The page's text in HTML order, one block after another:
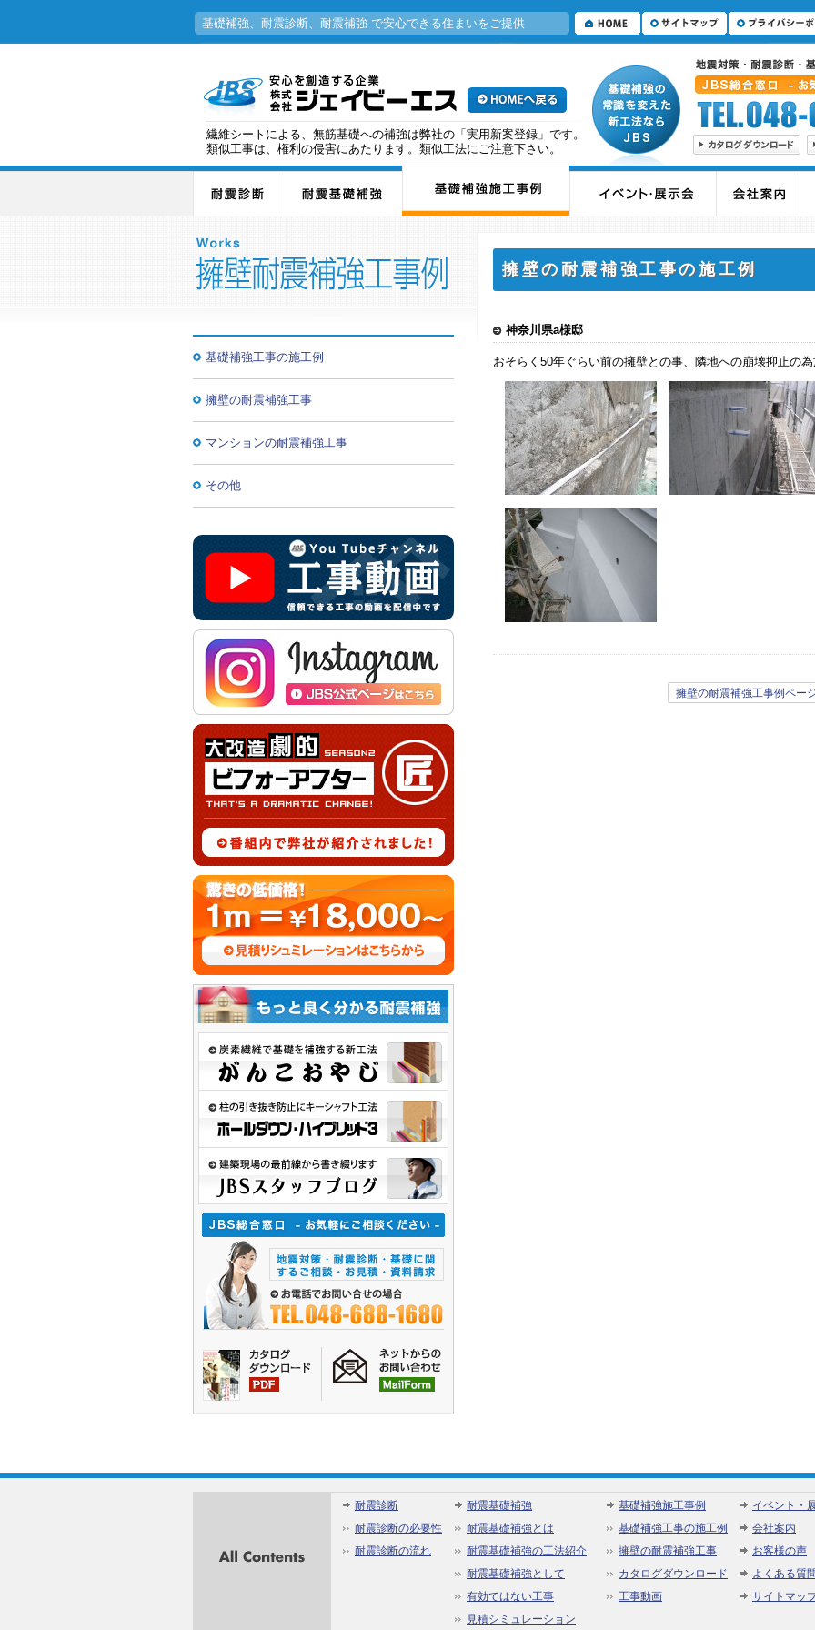
基礎補強、耐震診断、耐震補強 で安心できる住まいをご提供
繊維シートによる、無筋基礎への補強は弊社の「実用新案登録」です。
類似工事は、権利の侵害にあたります。類似工法にご注意下さい。
擁壁の耐震補強工事の施工例
神奈川県a様邸
おそらく50年ぐらい前の擁壁との事、隣地への崩壊抑止の
擁壁の耐震補強工事例ペー
基礎補強工事の施工例
擁壁の耐震補強工事
マンションの耐震補強工事
その他
耐震診断
耐震診断の必要性
耐震診断の流れ
耐震基礎補強
耐震基礎補強とは
耐震基礎補強の工法紹介
耐震基礎補強として
有効ではない工事
見積シミュレーション
基礎補強施工事例
基礎補強工事の施工例
擁壁の耐震補強工事
カタログダウンロード
工事動画
イベント・
会社案内
お客様の声
よくある質
サイトマッ